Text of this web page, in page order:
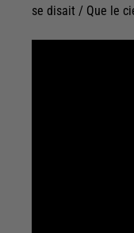
se disait / Que le